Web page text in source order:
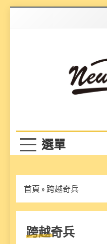
首頁 » 跨越奇兵
跨越奇兵